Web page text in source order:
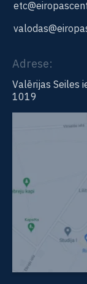
Adrese:
Valērijas Seiles
1019